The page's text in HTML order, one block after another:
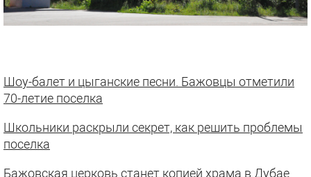
Шоу-балет и цыганские песни. Бажовцы отметили
70-летие поселка
Школьники раскрыли секрет, как решить проблемы
поселка
Бажовская церковь станет копией храма в Дубае